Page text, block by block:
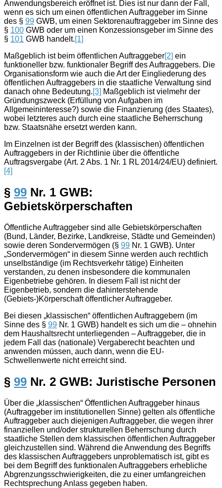
Anwendungsbereich eröffnet ist. Dies ist nur dann der Fall,
wenn es sich um einen öffentlichen Auftraggeber im Sinne
des § 99 GWB, um einen Sektorenauftraggeber im Sinne des
§ 100 GWB oder um einen Konzessionsgeber im Sinne des
§ 101 GWB handelt.[1]
Maßgeblich ist beim öffentlichen Auftraggeber[2] ein
funktioneller bzw. funktionaler Begriff des Auftraggebers. Die
Organisationsform wie auch die Art der Eingliederung des
öffentlichen Auftraggebers in die staatliche Verwaltung sind
danach ohne Bedeutung.[3] Maßgeblich ist vielmehr der
Gründungszweck (Erfüllung von Aufgaben im
Allgemeininteresse?) sowie die Finanzierung (des Staates),
wobei letzteres auch durch eine staatliche Beherrschung
bzw. Staatsnähe ersetzt werden kann.
Im Einzelnen ist der Begriff des (klassischen) öffentlichen
Auftraggebers in der Richtlinie über die öffentliche
Auftragsvergabe (Art. 2 Abs. 1 Nr. 1 RL 2014/24/EU) definiert.
[4]
§ 99 Nr. 1 GWB:
Gebietskörperschaften
Öffentliche Auftraggeber sind alle Gebietskörperschaften
(Bund, Länder, Bezirke, Landkreise, Städte und Gemeinden)
sowie deren Sondervermögen (§ 99 Nr. 1 GWB). Unter
„Sondervermögen“ in diesem Sinne werden auch rechtlich
unselbständige (im Rechtsverkehr tätige) Einheiten
verstanden, zu denen insbesondere die kommunalen
Eigenbetriebe gehören. In diesem Fall ist nicht der
Eigenbetrieb, sondern die dahinterstehende
(Gebiets-)Körperschaft öffentlicher Auftraggeber.
Bei diesen „klassischen“ öffentlichen Auftraggebern (im
Sinne des § 99 Nr. 1 GWB) handelt es sich um die – ohnehin
dem Haushaltsrecht unterliegenden – Auftraggeber, die in
jedem Fall das (nationale) Vergaberecht beachten und
anwenden müssen, auch dann, wenn die EU-
Schwellenwerte nicht erreicht sind.
§ 99 Nr. 2 GWB: Juristische Personen
Über die „klassischen“ Öffentlichen Auftraggeber hinaus
(Auftraggeber im institutionellen Sinne) gelten als öffentliche
Auftraggeber auch diejenigen Auftraggeber, die wegen ihrer
finanziellen und/oder strukturellen Beherrschung durch
staatliche Stellen dem klassischen öffentlichen Auftraggeber
gleichzustellen sind. Während die Anwendung des Begriffs
des klassischen Auftraggebers unproblematisch ist, gibt es
bei dem Begriff des funktionalen Auftraggebers erhebliche
Abgrenzungsschwierigkeiten, die zu einer umfangreichen
Rechtsprechung Anlass gegeben haben.